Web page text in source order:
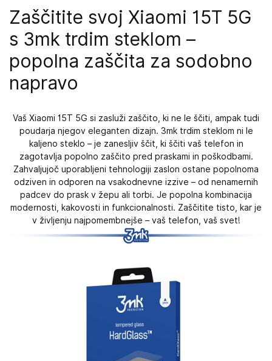
Zaščitite svoj Xiaomi 15T 5G
s 3mk trdim steklom –
popolna zaščita za sodobno
napravo
Vaš Xiaomi 15T 5G si zasluži zaščito, ki ne le ščiti, ampak tudi
poudarja njegov eleganten dizajn. 3mk trdim steklom ni le
kaljeno steklo – je zanesljiv ščit, ki ščiti vaš telefon in
zagotavlja popolno zaščito pred praskami in poškodbami.
Zahvaljujoč uporabljeni tehnologiji zaslon ostane popolnoma
odziven in odporen na vsakodnevne izzive – od nenamernih
padcev do prask v žepu ali torbi. Je popolna kombinacija
modernosti, kakovosti in funkcionalnosti. Zaščitite tisto, kar je
v življenju najpomembnejše – vaš telefon, vaš svet!